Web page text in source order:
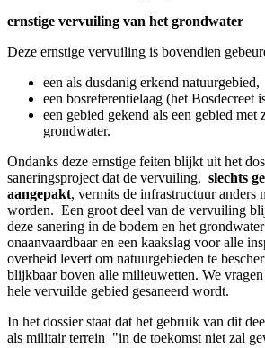
ernstige vervuiling van het grondwater
Deze ernstige vervuiling is bovendien
een als dusdanig erkend natuurgebied,
een bosreferentielaag (het Bosdecreet
een gebied gekend als een gebied met
grondwater.
Ondanks deze ernstige feiten blijkt uit het
saneringsproject dat de vervuiling, slechts
aangepakt, vermits de infrastructuur anders
worden. Een groot deel van de vervuiling
deze sanering in de bodem en het
onaanvaardbaar en een kaakslag voor alle
overheid levert om natuurgebieden te
blijkbaar boven alle milieuwetten. We vragen
hele vervuilde gebied gesaneerd wordt.
In het dossier staat dat het gebruik van dit
als militair terrein "in de toekomst niet zal